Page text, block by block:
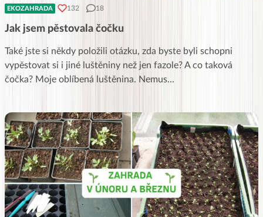
EKOZAHRADA 132 18
Jak jsem pěstovala čočku
Také jste si někdy položili otázku, zda byste byli schopni
vypěstovat si i jiné luštěniny než jen fazole? A co taková
čočka? Moje oblíbená luštěnina. Nemus...